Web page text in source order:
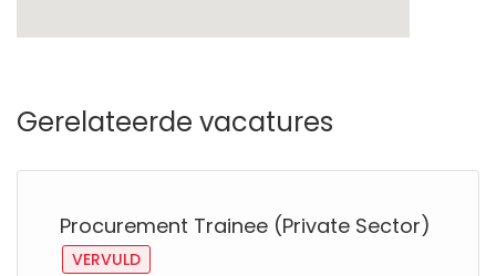
Gerelateerde vacatures
Procurement Trainee (Private Sector)
VERVULD